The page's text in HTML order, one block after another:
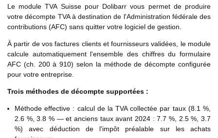
Le module TVA Suisse pour Dolibarr vous permet de produire
votre décompte TVA à destination de l'Administration fédérale des
contributions (AFC) sans quitter votre logiciel de gestion.
À partir de vos factures clients et fournisseurs validées, le module
calcule automatiquement l'ensemble des chiffres du formulaire
AFC (ch. 200 à 910) selon la méthode de décompte configurée
pour votre entreprise.
Trois méthodes de décompte supportées :
Méthode effective : calcul de la TVA collectée par taux (8.1 %,
2.6 %, 3.8 % — et anciens taux avant 2024 : 7.7 %, 2.5 %, 3.7
%) avec déduction de l'impôt préalable sur les achats